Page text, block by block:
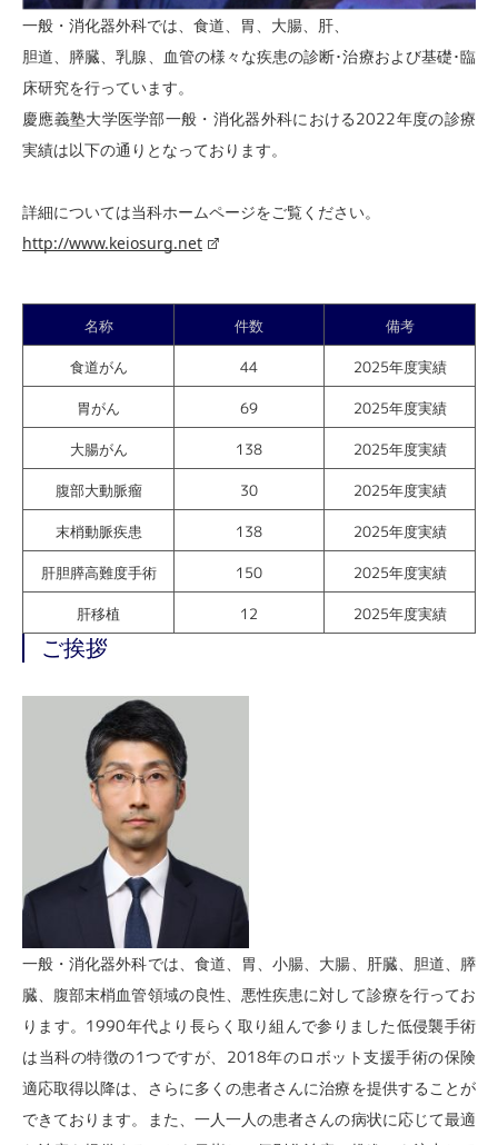
一般・消化器外科では、食道、胃、大腸、肝、
胆道、膵臓、乳腺、血管の様々な疾患の診断･治療および基礎･臨
床研究を行っています。
慶應義塾大学医学部一般・消化器外科における2022年度の診療
実績は以下の通りとなっております。
詳細については当科ホームページをご覧ください。
http://www.keiosurg.net
名称 件数 備考
食道がん 44 2025年度実績
胃がん 69 2025年度実績
大腸がん 138 2025年度実績
腹部大動脈瘤 30 2025年度実績
末梢動脈疾患 138 2025年度実績
肝胆膵高難度手術 150 2025年度実績
肝移植 12 2025年度実績
ご挨拶
一般・消化器外科では、食道、胃、小腸、大腸、肝臓、胆道、膵
臓、腹部末梢血管領域の良性、悪性疾患に対して診療を行ってお
ります。1990年代より長らく取り組んで参りました低侵襲手術
は当科の特徴の1つですが、2018年のロボット支援手術の保険
適応取得以降は、さらに多くの患者さんに治療を提供することが
できております。また、一人一人の患者さんの病状に応じて最適